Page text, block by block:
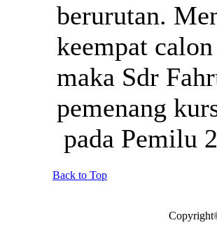
berurutan.
keempat
maka Sdr
pemenang
pada Pemilu
Back to Top